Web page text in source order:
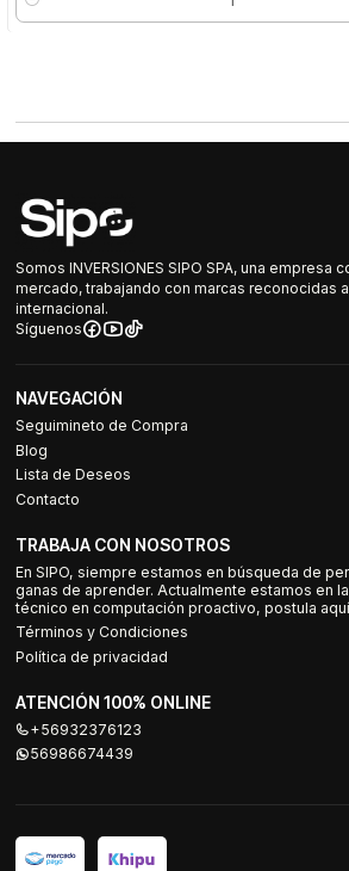
Cantidad
Somos INVERSIONES SIPO SPA, una empresa
mercado, trabajando con marcas reconocidas
internacional.
Síguenos
NAVEGACIÓN
Seguimineto de Compra
Blog
Lista de Deseos
Contacto
TRABAJA CON NOSOTROS
En SIPO, siempre estamos en búsqueda de
ganas de aprender. Actualmente estamos en
técnico en computación proactivo, postula
Términos y Condiciones
Política de privacidad
ATENCIÓN 100% ONLINE
+56932376123
56986674439